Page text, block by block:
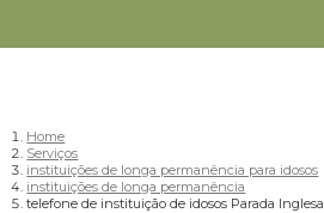
Home
Serviços
instituições de longa permanência para idosos
instituições de longa permanência
telefone de instituição de idosos Parada Inglesa